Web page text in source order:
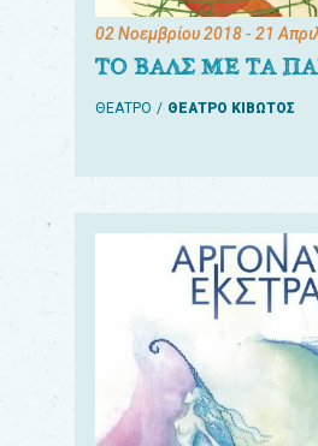
02 Νοεμβρίου 2018- 21
ΤΟ ΒΑΛΣ ΜΕ ΤΑ
ΘΕΑΤΡΟ ΘΕΑΤΡΟ ΚΙΒΩΤΟΣ